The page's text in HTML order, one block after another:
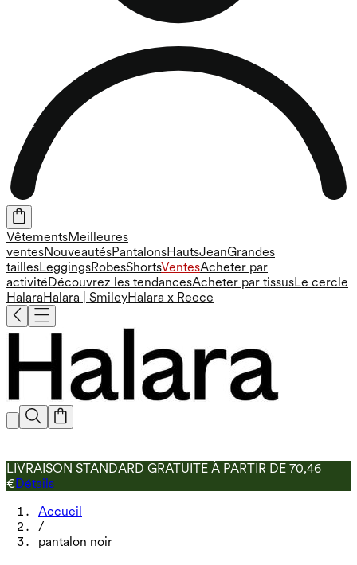
VêtementsMeilleures
ventesNouveautésPantalonsHautsJeanGrandes
taillesLeggingsRobesShortsVentesAcheter par
activité Découvrez les tendancesAcheter par tissusLe cercle
Halara Halara | SmileyHalara x Reece
LIVRAISON STANDARD GRATUITE À PARTIR DE 70,46
€ Détails
Accueil
/
pantalon noir